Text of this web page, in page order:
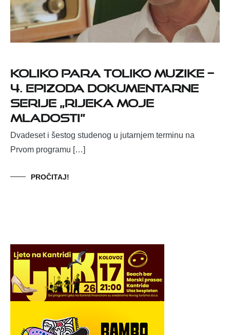
Koliko para toliko muzike –
4. epizoda dokumentarne
serije „Rijeka moje
mladosti”
Dvadeset i šestog studenog u jutarnjem terminu na
Prvom programu […]
PROČITAJ!